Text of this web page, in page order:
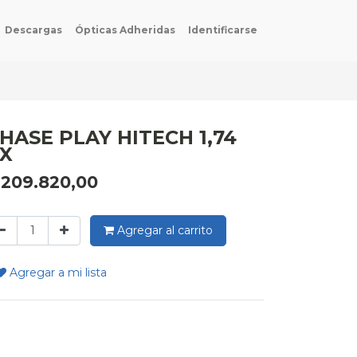
Descargas Ópticas Adheridas Identificarse
PLAY HITECH 1,74
209.820,00
Agregar al carrito
Agregar a mi lista